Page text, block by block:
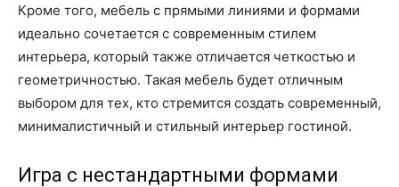
Кроме того, мебель с прямыми линиями и формами
идеально сочетается с современным стилем
интерьера, который также отличается четкостью и
геометричностью. Такая мебель будет отличным
выбором для тех, кто стремится создать современный,
минималистичный и стильный интерьер гостиной.
Игра с нестандартными формами